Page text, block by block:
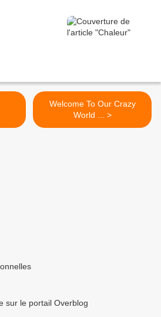
Welcome To Our Crazy
World ... >
sur le portail Overblog